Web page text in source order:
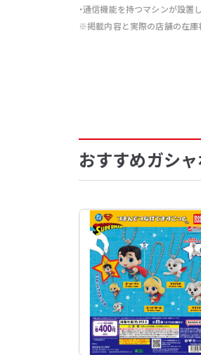
・通信機能を持つマシンが設
※掲載内容と実際の店舗の在庫
おすすめガシ